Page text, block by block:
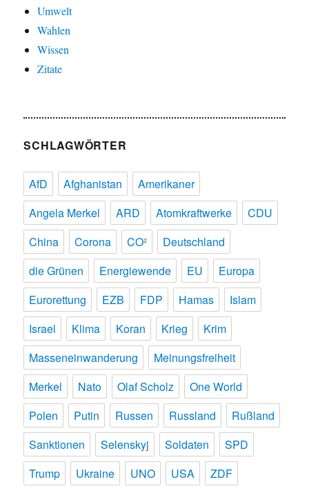
Umwelt
Wahlen
Wissen
Zitate
SCHLAGWÖRTER
AfD Afghanistan
Amerikaner
Angela Merkel
ARD Atomkraftwerke
CDU
China
Corona CO²
Deutschland
die Grünen
Energiewende EU
Europa
Eurorettung
EZB FDP Hamas
Islam
Israel
Klima Koran Krieg
Krim
Masseneinwanderung
Meinungsfreiheit
Merkel
Nato Olaf Scholz
One World
Polen
Putin Russen Russland
Rußland
Sanktionen
Selenskyj Soldaten
SPD
Trump
Ukraine UNO USA ZDF